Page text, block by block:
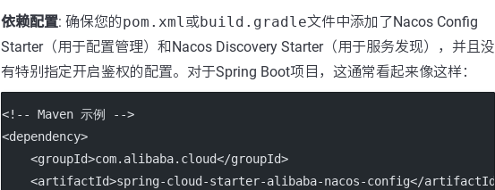
依赖配置: 确保您的pom.xml或build.gradle文件中添加了Nacos Config
Starter（用于配置管理）和Nacos Discovery Starter（用于服务发现），并且没
有特别指定开启鉴权的配置。对于Spring Boot项目，这通常看起来像这样：
<!-- Maven 示例 -->
<dependency>
    <
groupId>com.alibaba.cloud</groupId>
    <
artifactId>spring-cloud-starter-alibaba-nacos-config</artifactId